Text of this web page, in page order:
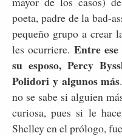
poeta, padre de la bad-
pequeño grupo a crear
les ocurriere. Entre
su esposo, Percy
Polidori y algunos más
no se sabe si alguien
curiosa, pues si le
Shelley en el prólogo,